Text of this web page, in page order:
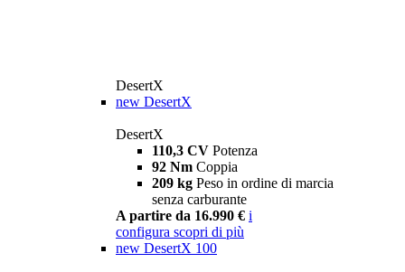
DesertX
new DesertX
DesertX
110,3 CV Potenza
92 Nm Coppia
209 kg Peso in ordine di marcia
senza carburante
A partire da 16.990 € i
configura scopri di più
new DesertX 100